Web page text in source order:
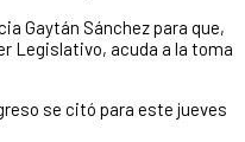
Gaytán Sánchez para que,
Legislativo, acuda a la toma
se citó para este jueves